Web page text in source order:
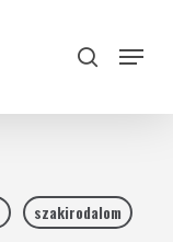
search
Menu
szakirodalom
Close